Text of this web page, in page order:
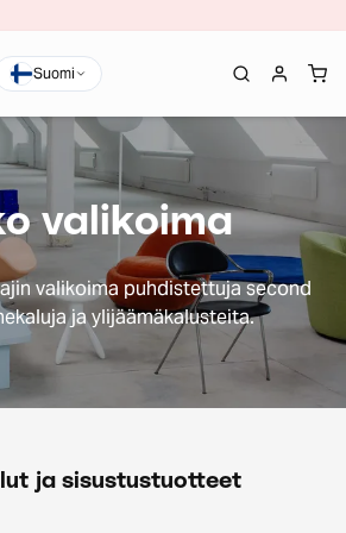
Suomi
valikoima
valikoima puhdistettuja second
ja ylijäämäkalusteita.
ja sisustustuotteet